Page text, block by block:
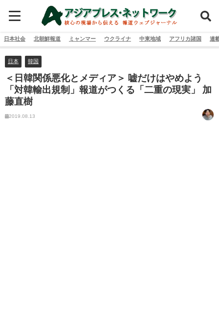
日本社会 北朝鮮報道 ミャンマー ウクライナ 中東地域 アフリカ諸国 連
日本 韓国
＜日韓関係悪化とメディア＞ 嘘だけはやめよう
「対韓輸出規制」報道がつくる「二重の現実」 加
藤直樹
2019.08.13